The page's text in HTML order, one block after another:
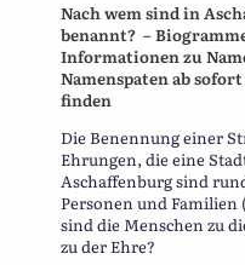
Nach wem sind in
benannt? –
Informationen zu
Namenspaten ab
finden
Die Benennung einer
Ehrungen, die eine
Aschaffenburg sind
Personen und
sind die Menschen zu
zu der Ehre?